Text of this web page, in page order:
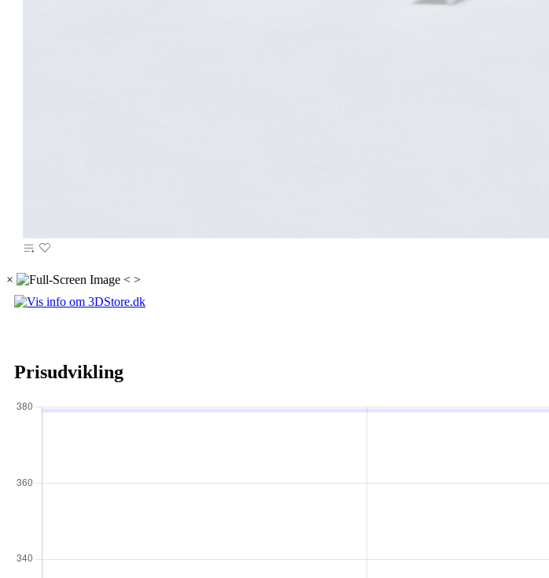
× < >
Prisudvikling